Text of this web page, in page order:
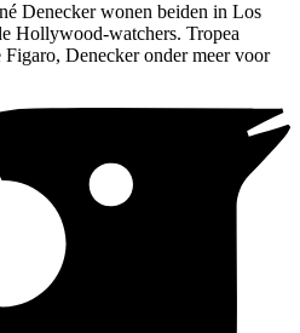
Denecker wonen beiden in Los
Hollywood-watchers. Tropea
Denecker onder meer voor